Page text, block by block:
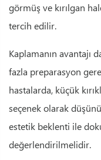
görmüş ve kırılgan
tercih edilir.
Kaplamanın avantajı
fazla preparasyon
hastalarda, küçük
seçenek olarak
estetik beklenti ile
değerlendirilmelidir.